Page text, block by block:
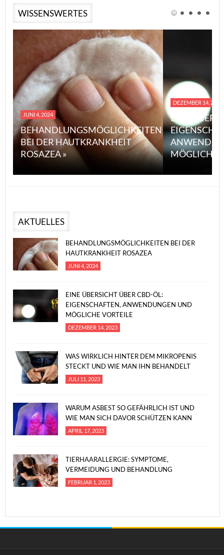
WISSENSWERTES
JUNI 4, 2024
BEHANDLUNGSMÖGLICHKEITEN
BEI DER HAUTKRANKHEIT
ROSAZEA »
DEZEMBER 14, 2023
EINE
MÖGLICHE
AKTUELLES
BEHANDLUNGSMÖGLICHKEITEN BEI DER
HAUTKRANKHEIT ROSAZEA
JUNI 4, 2024
EINE ÜBERSICHT ÜBER CBD-ÖL:
EIGENSCHAFTEN, ANWENDUNGEN UND
MÖGLICHE VORTEILE
DEZEMBER 14, 2023
WAS WIRKLICH HINTER DEM MIKROPENIS
STECKT UND WIE MAN IHN BEHANDELT
JULI 11, 2023
WARUM ASBEST SO GEFÄHRLICH IST UND
WIE MAN SICH DAVOR SCHÜTZEN KANN
APRIL 17, 2023
TIERHAARALLERGIE: SYMPTOME,
VERMEIDUNG UND BEHANDLUNG
FEBRUAR 1, 2023